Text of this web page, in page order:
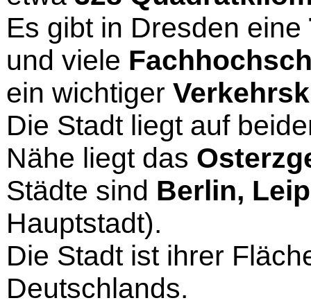
Es gibt in Dresden eine
und viele
ein wichtiger
Die Stadt liegt auf
Nähe liegt das
Städte sind Berlin,
Hauptstadt).
Die Stadt ist ihrer
Deutschlands.